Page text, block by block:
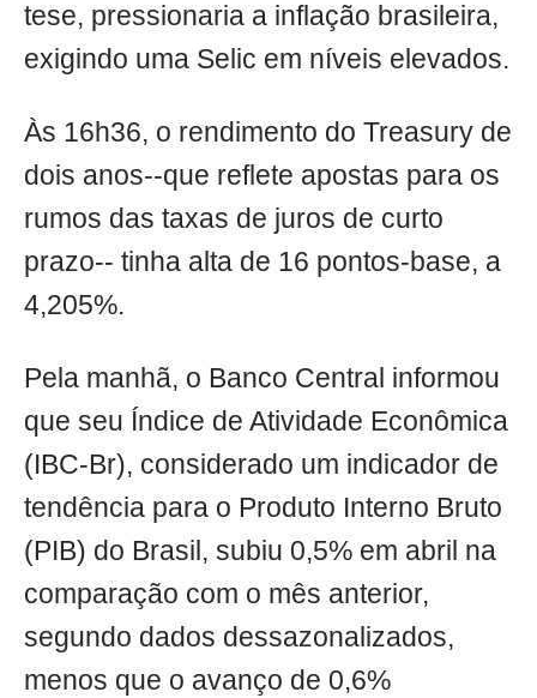
tese, pressionaria a inflação brasileira,
exigindo uma Selic em níveis elevados.
Às 16h36, o rendimento do Treasury de
dois anos--que reflete apostas para os
rumos das taxas de juros de curto
prazo-- tinha alta de 16 pontos-base, a
4,205%.
Pela manhã, o Banco Central informou
que seu Índice de Atividade Econômica
(IBC-Br), considerado um indicador de
tendência para o Produto Interno Bruto
(PIB) do Brasil, subiu 0,5% em abril na
comparação com o mês anterior,
segundo dados dessazonalizados,
menos que o avanço de 0,6%